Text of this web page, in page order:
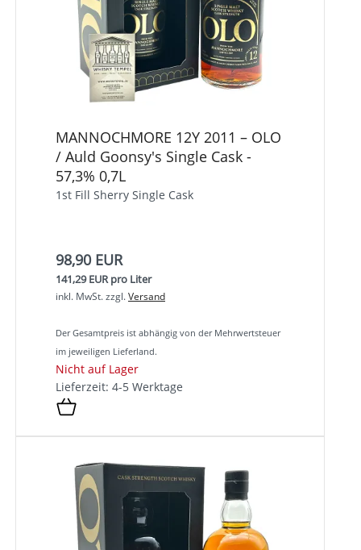
MANNOCHMORE 12Y 2011 – OLO
/ Auld Goonsy's Single Cask -
57,3% 0,7L
1st Fill Sherry Single Cask
98,90 EUR
141,29 EUR pro Liter
inkl. MwSt.zzgl.Versand
Der Gesamtpreis ist abhängig von der Mehrwertsteuer
im jeweiligen Lieferland.
Nicht auf Lager
Lieferzeit: 4-5 Werktage